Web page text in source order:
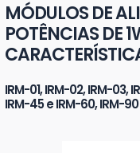
MÓDULOS DE
POTÊNCIAS DE
IRM-01, IRM-02, IRM-03,
IRM-45 e IRM-60, IRM-